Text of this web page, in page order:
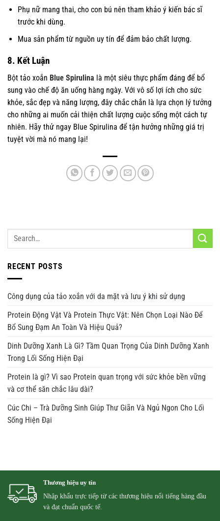
Phụ nữ mang thai, cho con bú nên tham khảo ý kiến bác sĩ
trước khi dùng.
Mua sản phẩm từ nguồn uy tín để đảm bảo chất lượng.
8. Kết Luận
Bột tảo xoắn Blue Spirulina là một siêu thực phẩm đáng để bổ
sung vào chế độ ăn uống hàng ngày. Với vô số lợi ích cho sức
khỏe, sắc đẹp và năng lượng, đây chắc chắn là lựa chọn lý tưởng
cho những ai muốn cải thiện chất lượng cuộc sống một cách tự
nhiên. Hãy thử ngay Blue Spirulina để tận hưởng những giá trị
tuyệt vời mà nó mang lại!
RECENT POSTS
Công dụng của tảo xoắn với da mặt và lưu ý khi sử dụng
Protein Động Vật Và Protein Thực Vật: Nên Chọn Loại Nào Để
Bổ Sung Đạm An Toàn Và Hiệu Quả?
Dinh Dưỡng Xanh Là Gì? Tầm Quan Trọng Của Dinh Dưỡng Xanh
Trong Lối Sống Hiện Đại
Protein là gì? Vì sao Protein quan trọng với sức khỏe bền vững
và cơ thể săn chắc lâu dài?
Cúc Chi – Trà Dưỡng Sinh Giúp Thư Giãn Và Ngủ Ngon Cho Lối
Sống Hiện Đại
Thương hiệu uy tín
Nhập khẩu trực tiếp từ các thương hiệu nổi tiếng hàng đầu
và đạt chuẩn quốc tế.